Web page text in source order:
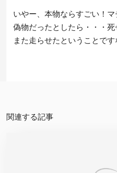
いやー、本物ならすごい！
偽物だったとしたら・・・
また走らせたということです
関連する記事